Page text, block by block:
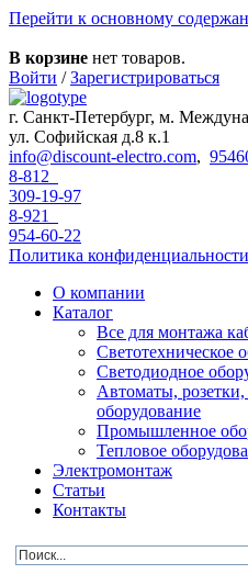
Перейти к основному
В корзине нет товаров.
Войти / Зарегистрироваться
г. Санкт-Петербург, м.
ул. Софийская д.8 к.1
info@discount-electro.com,
8-812
309-19-97
8-921
954-60-22
Политика конфиденциальности
О компании
Каталог
Все для монтажа
Светотехническое
Светодиодное
Автоматы,
оборудование
Промышленное
Тепловое
Электромонтаж
Статьи
Контакты